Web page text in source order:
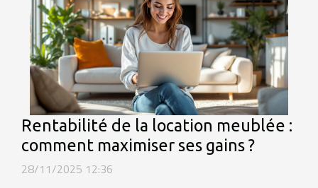
Rentabilité de la location meublée :
comment maximiser ses gains ?
28/11/2025 12:36